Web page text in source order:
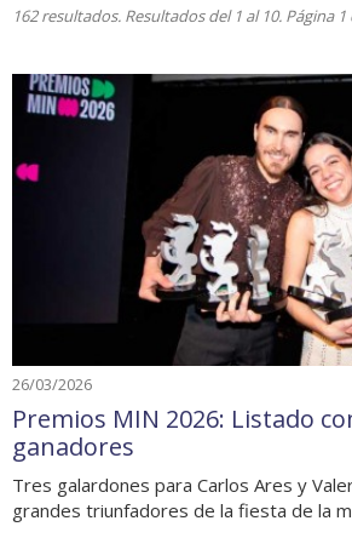
162 resultados. Resultados del 1 al 10. Página 1
26/03/2026
Premios MIN 2026: Listado
ganadores
Tres galardones para Carlos Ares y
grandes triunfadores de la fiesta de la